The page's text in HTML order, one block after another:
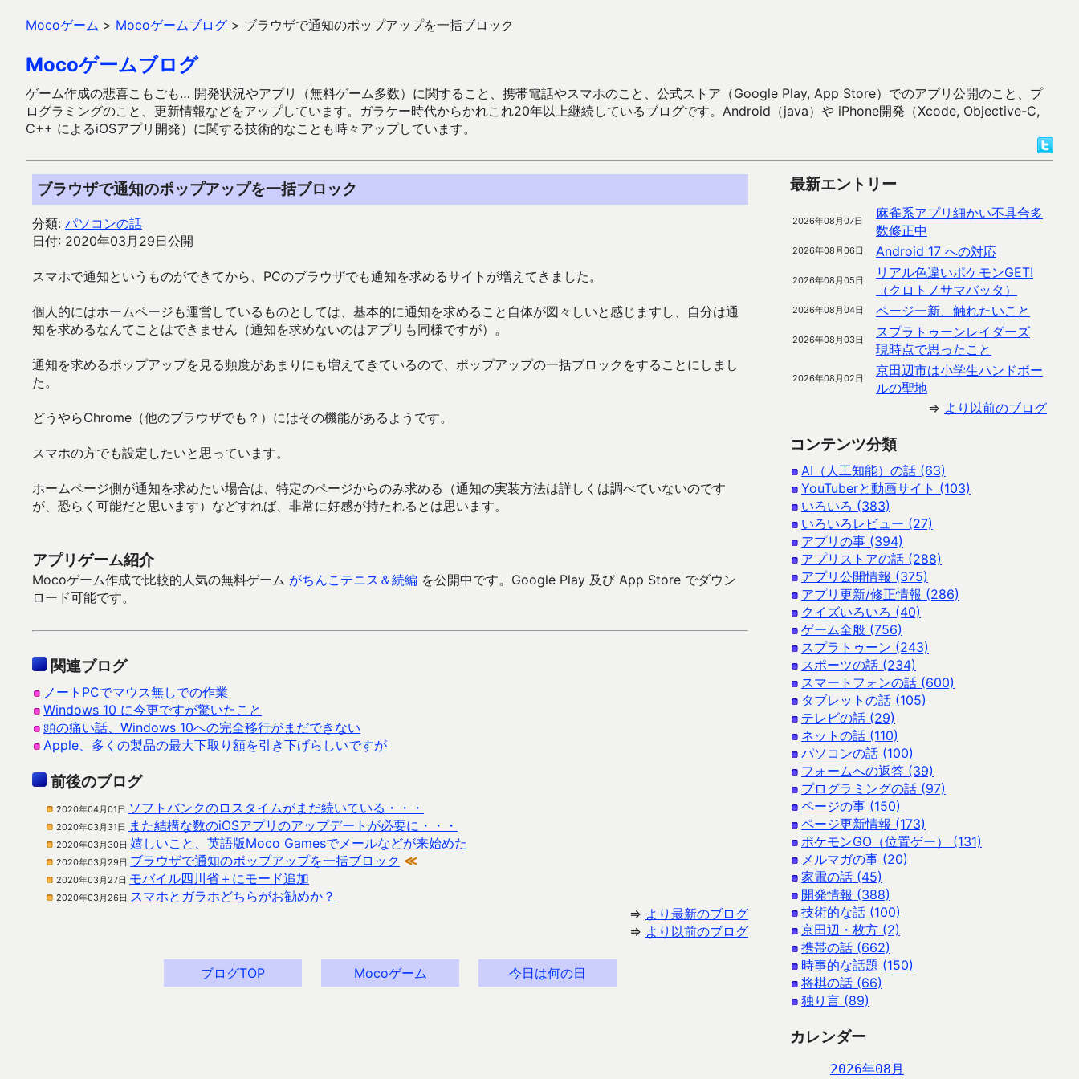
Mocoゲーム > Mocoゲームブログ > ブラウザで通知のポップアップを一括ブロック
Mocoゲームブログ
ゲーム作成の悲喜こもごも… 開発状況やアプリ（無料ゲーム多数）に関すること、携帯電話やスマホのこと、公式ストア（Google Play, App Store）でのアプリ公開のこと、プ
ログラミングのこと、更新情報などをアップしています。ガラケー時代からかれこれ20年以上継続しているブログです。Android（java）や iPhone開発（Xcode, Objective-C,
C++ によるiOSアプリ開発）に関する技術的なことも時々アップしています。
ブラウザで通知のポップアップを一括ブロック
分類: パソコンの話
日付: 2020年03月29日公開
スマホで通知というものができてから、PCのブラウザでも通知を求めるサイトが増えてきました。
個人的にはホームページも運営しているものとしては、基本的に通知を求めること自体が図々しいと感じますし、自分は通
知を求めるなんてことはできません（通知を求めないのはアプリも同様ですが）。
通知を求めるポップアップを見る頻度があまりにも増えてきているので、ポップアップの一括ブロックをすることにしまし
た。
どうやらChrome（他のブラウザでも？）にはその機能があるようです。
スマホの方でも設定したいと思っています。
ホームページ側が通知を求めたい場合は、特定のページからのみ求める（通知の実装方法は詳しくは調べていないのです
が、恐らく可能だと思います）などすれば、非常に好感が持たれるとは思います。
アプリゲーム紹介
Mocoゲーム作成で比較的人気の無料ゲーム がちんこテニス＆続編 を公開中です。Google Play 及び App Store でダウン
ロード可能です。
関連ブログ
ノートPCでマウス無しでの作業
Windows 10 に今更ですが驚いたこと
頭の痛い話、Windows 10への完全移行がまだできない
Apple、多くの製品の最大下取り額を引き下げらしいですが
前後のブログ
2020年04月01日 ソフトバンクのロスタイムがまだ続いている・・・
2020年03月31日 また結構な数のiOSアプリのアップデートが必要に・・・
2020年03月30日 嬉しいこと、英語版Moco Gamesでメールなどが来始めた
2020年03月29日 ブラウザで通知のポップアップを一括ブロック ≪
2020年03月27日 モバイル四川省＋にモード追加
2020年03月26日 スマホとガラホどちらがお勧めか？
⇒ より最新のブログ
⇒ より以前のブログ
ブログTOP Mocoゲーム 今日は何の日
最新エントリー
2026年08月07日
麻雀系アプリ細かい不具合多
数修正中
2026年08月06日 Android 17 への対応
2026年08月05日
リアル色違いポケモンGET!
（クロトノサマバッタ）
2026年08月04日 ページ一新、触れたいこと
2026年08月03日
スプラトゥーンレイダーズ
現時点で思ったこと
2026年08月02日
京田辺市は小学生ハンドボー
ルの聖地
⇒ より以前のブログ
コンテンツ分類
AI（人工知能）の話 (63)
YouTuberと動画サイト (103)
いろいろ (383)
いろいろレビュー (27)
アプリの事 (394)
アプリストアの話 (288)
アプリ公開情報 (375)
アプリ更新/修正情報 (286)
クイズいろいろ (40)
ゲーム全般 (756)
スプラトゥーン (243)
スポーツの話 (234)
スマートフォンの話 (600)
タブレットの話 (105)
テレビの話 (29)
ネットの話 (110)
パソコンの話 (100)
フォームへの返答 (39)
プログラミングの話 (97)
ページの事 (150)
ページ更新情報 (173)
ポケモンGO（位置ゲー） (131)
メルマガの事 (20)
家電の話 (45)
開発情報 (388)
技術的な話 (100)
京田辺・枚方 (2)
携帯の話 (662)
時事的な話題 (150)
将棋の話 (66)
独り言 (89)
カレンダー
2026年08月